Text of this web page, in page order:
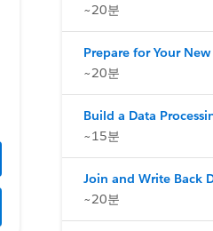
~20분
Prepare for Your
~20분
Build a Data
~15분
Join and Write Back
~20분